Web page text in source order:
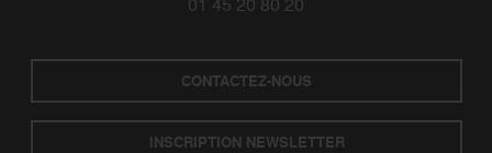
01 45 20 80 20
CONTACTEZ-NOUS
INSCRIPTION NEWSLETTER